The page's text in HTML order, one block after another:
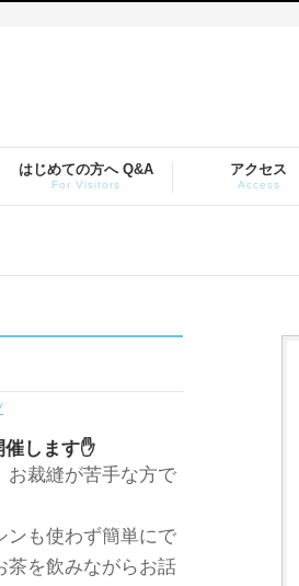
はじめての方へ Q&A
For Visitors
アクセス
Access
します✋
お裁縫が苦手な方で
ンも使わず簡単にで
を飲みながらお話